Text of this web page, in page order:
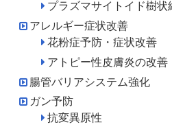
プラズマサイトイド樹状
アレルギー症状改善
花粉症予防・症状改善
アトピー性皮膚炎の改善
腸管バリアシステム強化
ガン予防
抗変異原性